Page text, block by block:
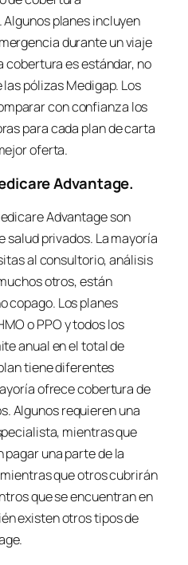
planes incluyen
durante un viaje
cobertura es estándar, no
pólizas Medigap. Los
con confianza los
para cada plan de carta
oferta.
Advantage.
Advantage son
salud privados. La mayoría
al consultorio, análisis
otros, están
copago. Los planes
o PPO y todos los
anual en el total de
tiene diferentes
ofrece cobertura de
Algunos requieren una
mientras que
pagar una parte de la
que otros cubrirán
que se encuentran en
existen otros tipos de